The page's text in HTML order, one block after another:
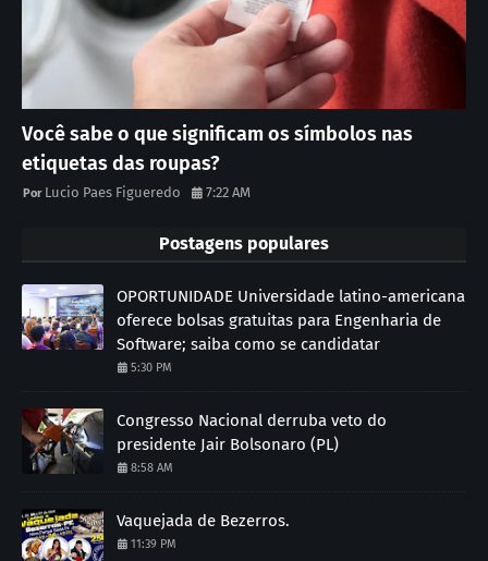
Você sabe o que significam os símbolos nas
etiquetas das roupas?
Lucio Paes Figueredo 7:22 AM
Postagens populares
OPORTUNIDADE Universidade latino-americana
oferece bolsas gratuitas para Engenharia de
Software; saiba como se candidatar
5:30 PM
Congresso Nacional derruba veto do
presidente Jair Bolsonaro (PL)
8:58 AM
Vaquejada de Bezerros.
11:39 PM